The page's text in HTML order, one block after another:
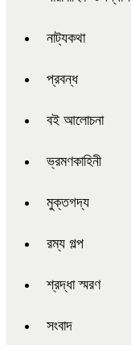
নাট্যকথা
প্রবন্ধ
বই আলোচনা
ভ্রমণকাহিনী
মুক্তগদ্য
রম্য গল্প
শ্রদ্ধা স্মরণ
সংবাদ